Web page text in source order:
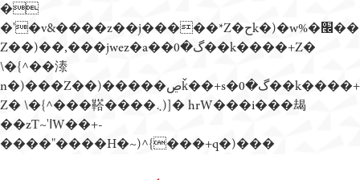
�
�'�v&����z��j�����*Z�حk�)�w%�׬��
Z��)��,���jwez�a��گ�0��k����+Z�
\�{^��溙
n�)���Z��)�����ڝǩ��+s�گ�0��k����+
Z� \�{^���鞳����܆)]� hrW���i���朅
��zƬ~'ߊW��+-
����"����H�~)^{���+q�)���